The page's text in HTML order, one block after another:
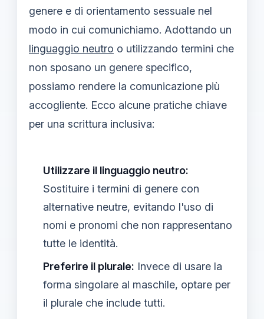
genere e di orientamento sessuale nel
modo in cui comunichiamo. Adottando un
linguaggio neutro o utilizzando termini che
non sposano un genere specifico,
possiamo rendere la comunicazione più
accogliente. Ecco alcune pratiche chiave
per una scrittura inclusiva:
Utilizzare il linguaggio neutro:
Sostituire i termini di genere con
alternative neutre, evitando l'uso di
nomi e pronomi che non rappresentano
tutte le identità.
Preferire il plurale: Invece di usare la
forma singolare al maschile, optare per
il plurale che include tutti.